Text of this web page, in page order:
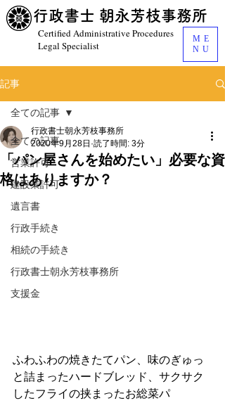
​行政書士 朝永芳枝事務所
Certified Administrative Procedures
Legal Specialist
ME
NU
記事
全ての記事
営業許可
建設業許可
遺言書
行政手続き
相続の手続き
行政書士朝永芳枝事務所
支援金
全ての記事
「パン屋さんを始めたい」必要な資
格はありますか？
行政書士朝永芳枝事務所
2020年9月28日 読了時間: 3分
ふわふわの焼きたてパン、味のぎゅっ
と詰まったハードブレッド、サクサク
したフライの挟まったお総菜パ